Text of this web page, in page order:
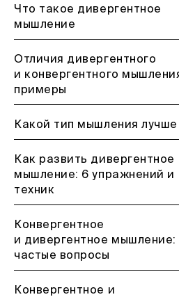
Что такое дивергентное
мышление
Отличия дивергентного
и конвергентного
примеры
Какой тип мышления лучше
Как развить дивергентное
мышление: 6 упражнений и
техник
Конвергентное
и дивергентное мышление:
частые вопросы
Конвергентное и